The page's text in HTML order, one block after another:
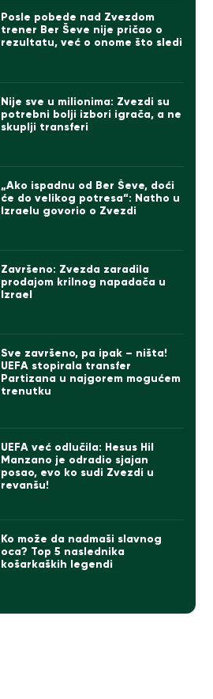
Posle pobede nad Zvezdom
trener Ber Ševe nije pričao o
rezultatu, već o onome što sledi
Nije sve u milionima: Zvezdi su
potrebni bolji izbori igrača, a ne
skuplji transferi
„Ako ispadnu od Ber Ševe, doći
će do velikog potresa“: Natho u
Izraelu govorio o Zvezdi
Završeno: Zvezda zaradila
prodajom krilnog napadača u
Izrael
Sve završeno, pa ipak – ništa!
UEFA stopirala transfer
Partizana u najgorem mogućem
trenutku
UEFA već odlučila: Hesus Hil
Manzano je odradio sjajan
posao, evo ko sudi Zvezdi u
revanšu!
Ko može da nadmaši slavnog
oca? Top 5 naslednika
košarkaških legendi